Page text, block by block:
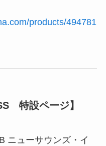
products/494781
特設ページ】
ニューサウンズ・イ